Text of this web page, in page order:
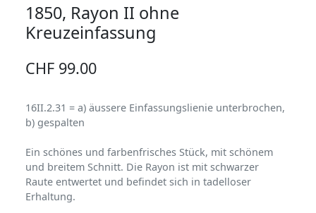
1850, Rayon II ohne
Kreuzeinfassung
CHF 99.00
16II.2.31 = a) äussere Einfassungslienie unterbrochen,
b) gespalten
Ein schönes und farbenfrisches Stück, mit schönem
und breitem Schnitt. Die Rayon ist mit schwarzer
Raute entwertet und befindet sich in tadelloser
Erhaltung.